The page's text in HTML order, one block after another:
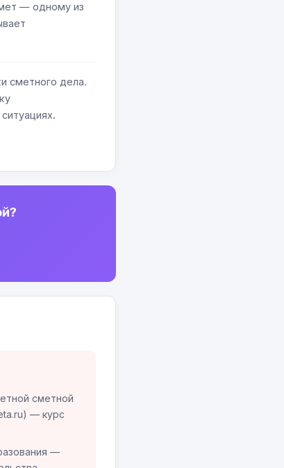
— одному из
сметного дела.
сметной
— курс
—